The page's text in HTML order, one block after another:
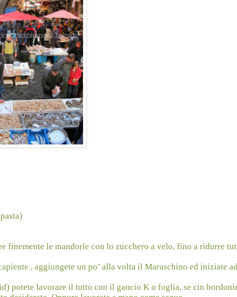
le mandorle con lo zucchero a velo, fino a ridurre
, aggiungete un po’ alla volta il Maraschino ed iniziate ad
potete lavorare il tutto con il gancio K o foglia, se cin